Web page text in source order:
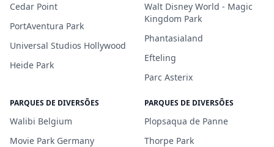
Cedar Point
PortAventura Park
Universal Studios Hollywood
Heide Park
Walt Disney World - Magic
Kingdom Park
Phantasialand
Efteling
Parc Asterix
PARQUES DE DIVERSÕES
Walibi Belgium
Movie Park Germany
PARQUES DE DIVERSÕES
Plopsaqua de Panne
Thorpe Park